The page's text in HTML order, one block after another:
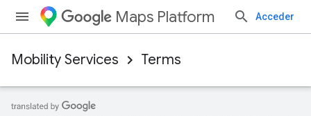
Maps Platform Acceder
Mobility Services Terms